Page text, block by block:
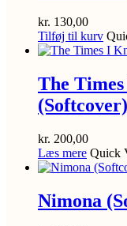
kr. 130,00
Tilføj til kurv
The
(Softcover)
kr. 200,00
Læs mere Quick
Nimona